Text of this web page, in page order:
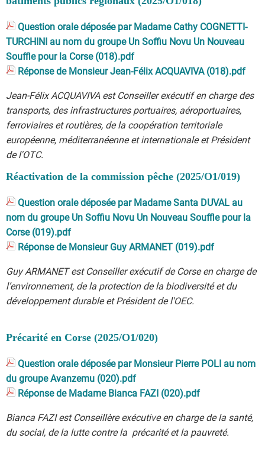
Question orale déposée par Madame Cathy COGNETTI-
TURCHINI au nom du groupe Un Soffiu Novu Un Nouveau
Souffle pour la Corse (018).pdf
Réponse de Monsieur Jean-Félix ACQUAVIVA (018).pdf
Jean-Félix ACQUAVIVA est Conseiller exécutif en charge des
transports, des infrastructures portuaires, aéroportuaires,
ferroviaires et routières, de la coopération territoriale
européenne, méditerranéenne et internationale et Président
de l'OTC.
Réactivation de la commission pêche (2025/O1/019)
Question orale déposée par Madame Santa DUVAL au
nom du groupe Un Soffiu Novu Un Nouveau Souffle pour la
Corse (019).pdf
Réponse de Monsieur Guy ARMANET (019).pdf
Guy ARMANET est Conseiller exécutif de Corse en charge de
l’environnement, de la protection de la biodiversité et du
développement durable et Président de l'OEC.
Précarité en Corse (2025/O1/020)
Question orale déposée par Monsieur Pierre POLI au nom
du groupe Avanzemu (020).pdf
Réponse de Madame Bianca FAZI (020).pdf
Bianca FAZI est Conseillère exécutive en charge de la santé,
du social, de la lutte contre la précarité et la pauvreté.